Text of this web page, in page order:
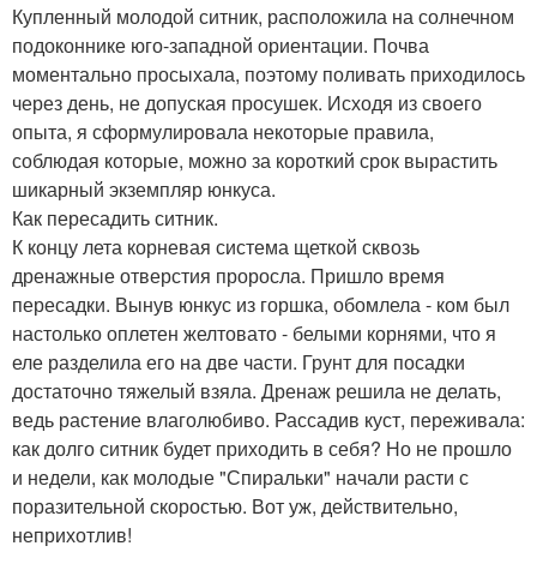
Купленный молодой ситник, расположила на солнечном
подоконнике юго-западной ориентации. Почва
моментально просыхала, поэтому поливать приходилось
через день, не допуская просушек. Исходя из своего
опыта, я сформулировала некоторые правила,
соблюдая которые, можно за короткий срок вырастить
шикарный экземпляр юнкуса.
Как пересадить ситник.
К концу лета корневая система щеткой сквозь
дренажные отверстия проросла. Пришло время
пересадки. Вынув юнкус из горшка, обомлела - ком был
настолько оплетен желтовато - белыми корнями, что я
еле разделила его на две части. Грунт для посадки
достаточно тяжелый взяла. Дренаж решила не делать,
ведь растение влаголюбиво. Рассадив куст, переживала:
как долго ситник будет приходить в себя? Но не прошло
и недели, как молодые "Спиральки" начали расти с
поразительной скоростью. Вот уж, действительно,
неприхотлив!